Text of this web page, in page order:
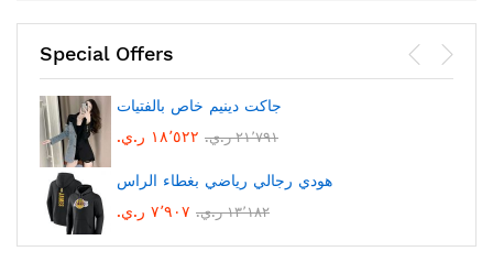
Special Offers
جاكت دينيم خاص بالفتيات
١٨٬٥٢٢ ر.ي.‏
٢١٬٧٩١ ر.ي.‏
هودي رجالي رياضي بغطاء الراس
٧٬٩٠٧ ر.ي.‏
١٣٬١٨٢ ر.ي.‏